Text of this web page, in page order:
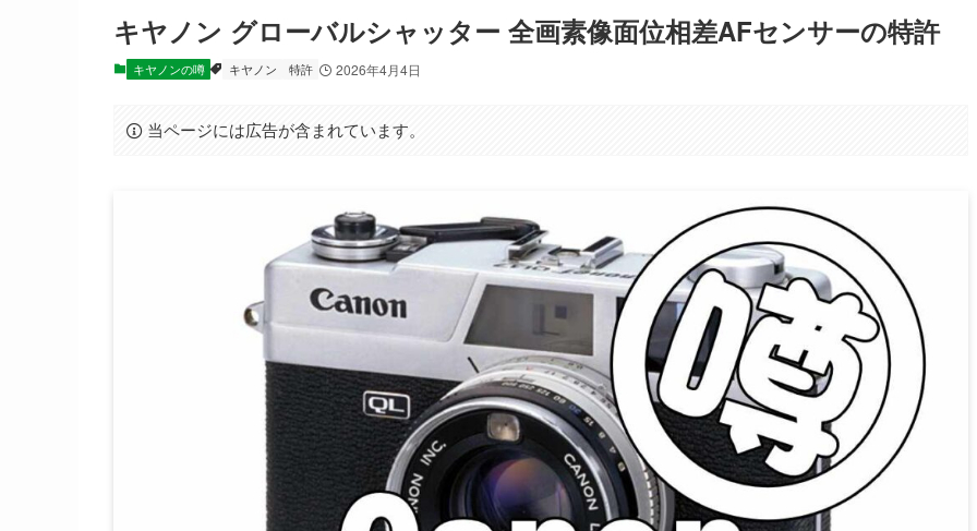
キヤノン グローバルシャッター 全画素像面位相差AFセンサーの特許
キヤノンの噂 キヤノン 特許 2026年4月4日
当ページには広告が含まれています。